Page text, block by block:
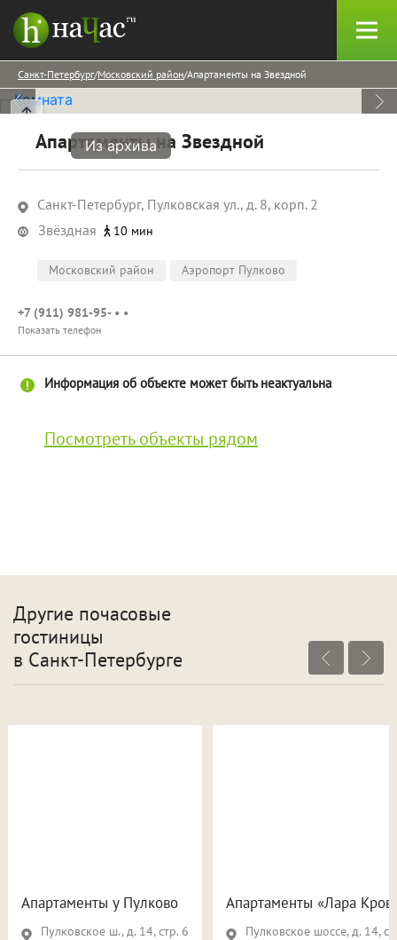
Санкт-Петербург Московский район Апартаменты на Звездной
Из архива
Апартаменты на Звездной
Санкт-Петербург, Пулковская ул., д. 8, корп. 2
Звёздная
10 мин
Московский район Аэропорт Пулково
+7 (911) 981-95- • •
Показать телефон
Информация об объекте может быть неактуальна
Посмотреть объекты рядом
Другие почасовые
гостиницы
в Санкт-Петербурге
Апартаменты у Пулково
Пулковское ш., д. 14, стр. 6
Апартаменты «Лара
Пулковское шоссе, д. 14,